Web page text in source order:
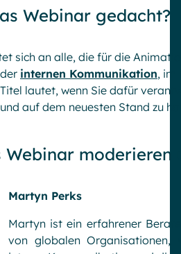
Webinar gedacht?
sich an alle, die für die
internen Kommunikation, im
lautet, wenn Sie dafür
auf dem neuesten Stand zu
Webinar moderieren
Martyn Perks
Martyn ist ein erfahrener
von globalen Organisationen,